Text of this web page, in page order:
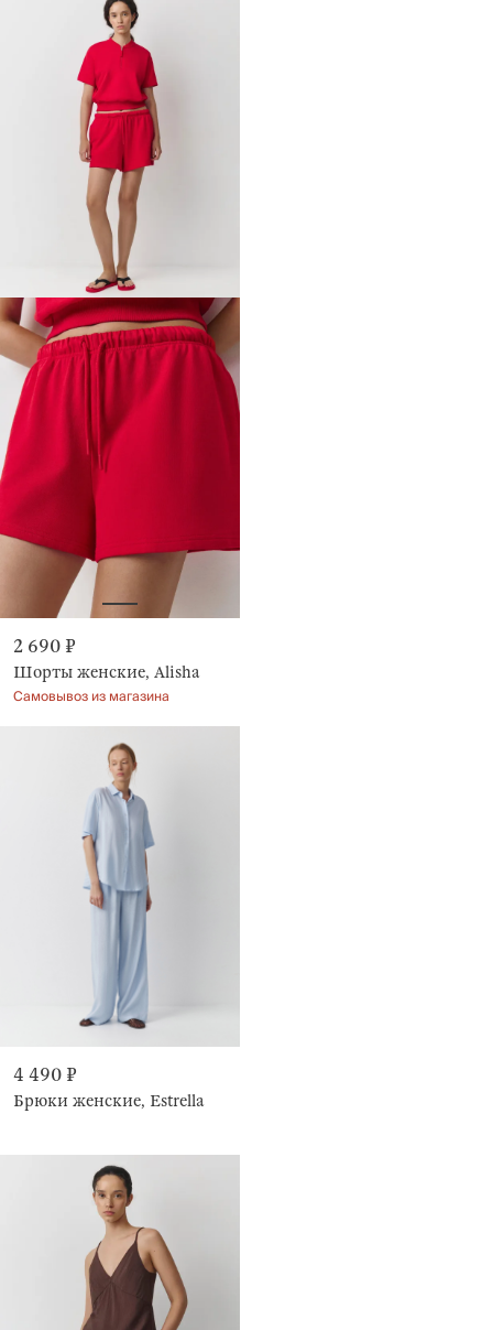
2 690 ₽
Шорты женские, Alisha
Самовывоз из магазина
4 490 ₽
Брюки женские, Estrella